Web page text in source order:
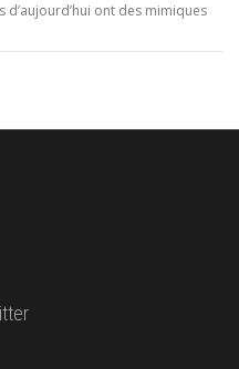
d’aujourd’hui ont des mimiques